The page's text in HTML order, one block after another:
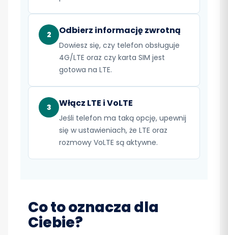
2 Odbierz informację zwrotną
Dowiesz się, czy telefon obsługuje
4G/LTE oraz czy karta SIM jest
gotowa na LTE.
3 Włącz LTE i VoLTE
Jeśli telefon ma taką opcję, upewnij
się w ustawieniach, że LTE oraz
rozmowy VoLTE są aktywne.
Co to oznacza dla
Ciebie?